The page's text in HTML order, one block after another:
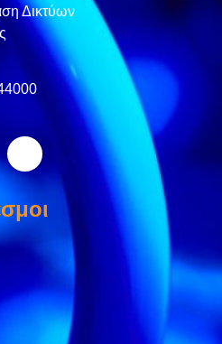
Δικτύων